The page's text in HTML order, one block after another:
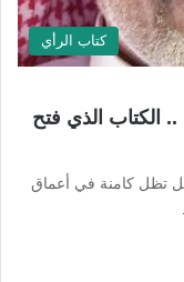
كتاب الرأي
الكتاب الذي فتح
بل تظل كامنة في أعماق